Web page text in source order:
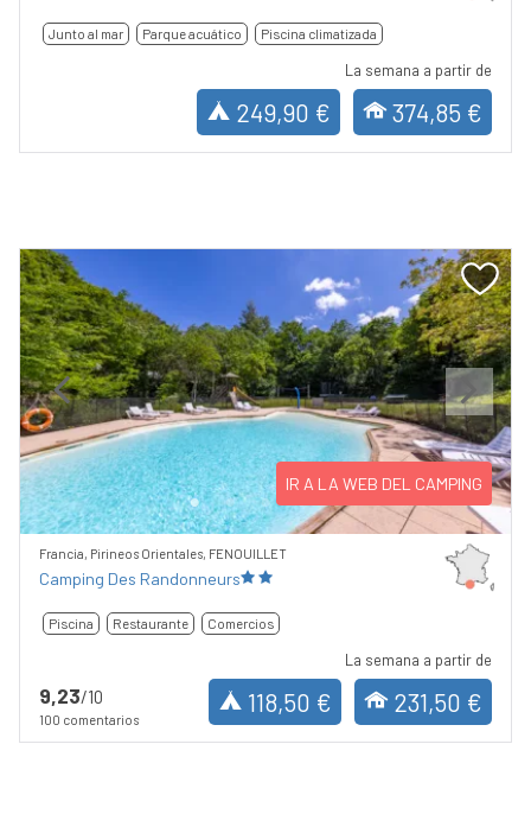
Junto al mar Parque acuático Piscina climatizada
La semana a partir de
249,90 € 374,85 €
Previous Next
IR A LA WEB DEL CAMPING
Francia, Pirineos Orientales, FENOUILLET
Camping Des Randonneurs
Piscina Restaurante Comercios
9,23/10
100 comentarios
La semana a partir de
118,50 € 231,50 €